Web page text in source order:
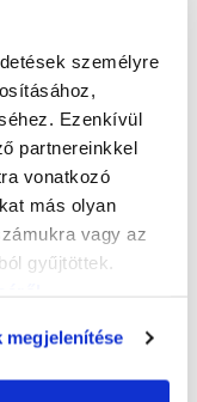
személyre
Ezenkívül
partnereinkkel
vonatkozó
más olyan
vagy az
gyűjtöttek.
megjelenítése